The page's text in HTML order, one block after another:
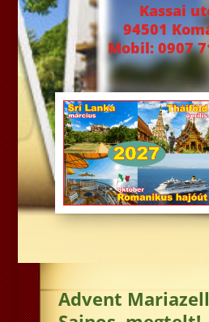
Kassai
94501
Mobil: 0907
Advent